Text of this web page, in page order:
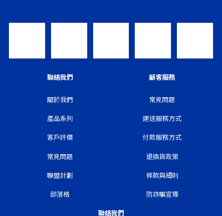
聯絡我們
關於我們
產品系列
客戶評價
常見問題
聯盟計劃
部落格
顧客服務
常見問題
運送服務方式
付款服務方式
退換貨政策
條款與細則
防詐騙宣導
聯絡我們